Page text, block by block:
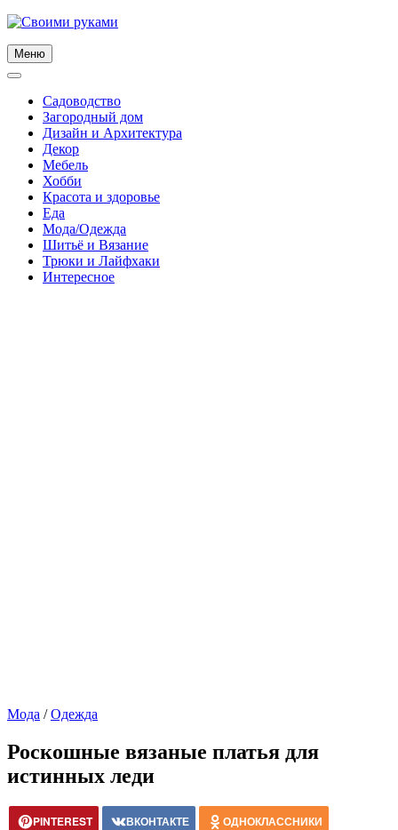
Skip
content
Меню
Садоводство
Загородный дом
Дизайн и Архитектура
Декор
Мебель
Хобби
Красота и здоровье
Еда
Мода/Одежда
Шитьё и Вязание
Трюки и Лайфхаки
Интересное
Мода /Одежда
Роскошные вязаные платья для
истинных леди
PINTEREST ВКОНТАКТЕ ОДНОКЛАССНИКИ